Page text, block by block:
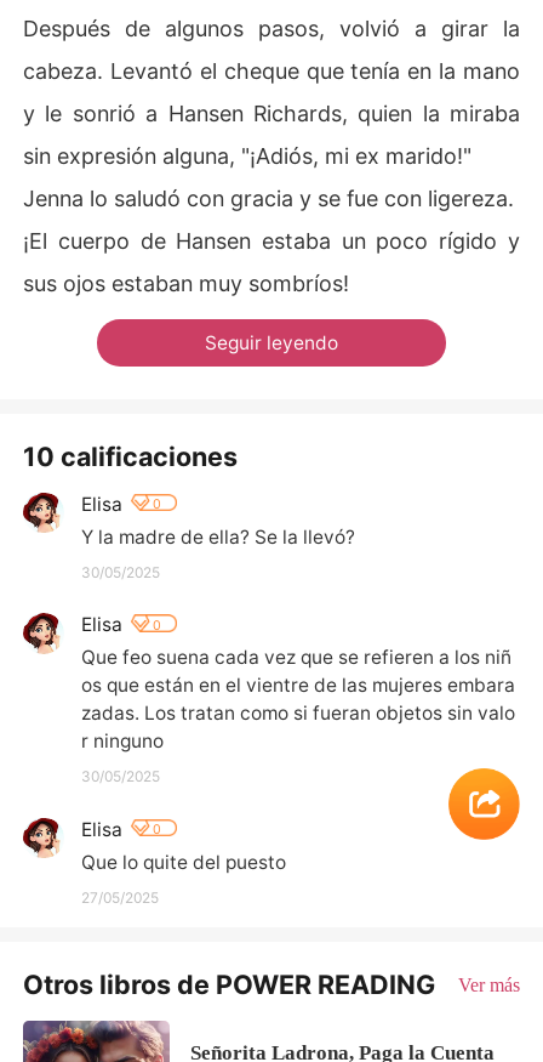
Después de algunos pasos, volvió a girar la
cabeza. Levantó el cheque que tenía en la mano
y le sonrió a Hansen Richards, quien la miraba
sin expresión alguna, "¡Adiós, mi ex marido!"
Jenna lo saludó con gracia y se fue con ligereza.
¡El cuerpo de Hansen estaba un poco rígido y
sus ojos estaban muy sombríos!
Seguir leyendo
10 calificaciones
Elisa 0
Y la madre de ella? Se la llevó?
30/05/2025
Elisa 0
Que feo suena cada vez que se refieren a los niñ
os que están en el vientre de las mujeres embara
zadas. Los tratan como si fueran objetos sin valo
r ninguno
30/05/2025
Elisa 0
Que lo quite del puesto
27/05/2025
Otros libros de POWER READING Ver más
Señorita Ladrona, Paga la Cuenta